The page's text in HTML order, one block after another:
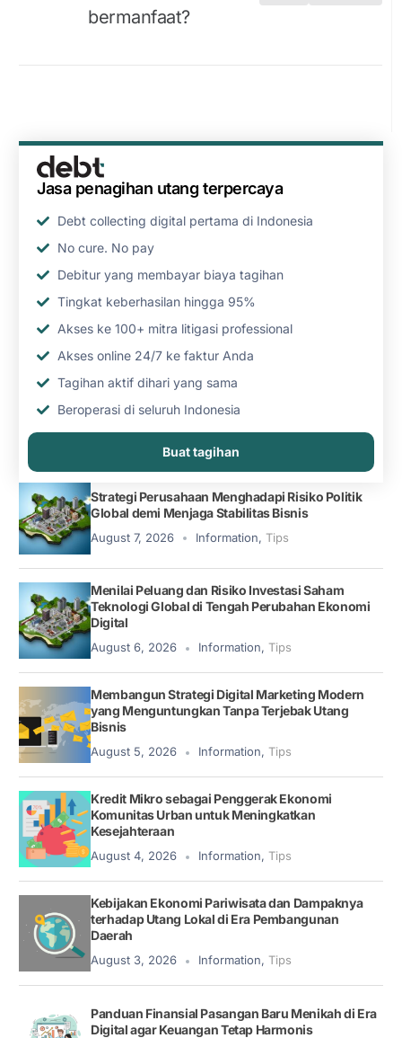
bermanfaat?
Jasa penagihan utang terpercaya
Debt collecting digital pertama di Indonesia
No cure. No pay
Debitur yang membayar biaya tagihan
Tingkat keberhasilan hingga 95%
Akses ke 100+ mitra litigasi professional
Akses online 24/7 ke faktur Anda
Tagihan aktif dihari yang sama
Beroperasi di seluruh Indonesia
Buat tagihan
Strategi Perusahaan Menghadapi Risiko Politik
Global demi Menjaga Stabilitas Bisnis
August 7, 2026 Information, Tips
Menilai Peluang dan Risiko Investasi Saham
Teknologi Global di Tengah Perubahan Ekonomi
Digital
August 6, 2026 Information, Tips
Membangun Strategi Digital Marketing Modern
yang Menguntungkan Tanpa Terjebak Utang
Bisnis
August 5, 2026 Information, Tips
Kredit Mikro sebagai Penggerak Ekonomi
Komunitas Urban untuk Meningkatkan
Kesejahteraan
August 4, 2026 Information, Tips
Kebijakan Ekonomi Pariwisata dan Dampaknya
terhadap Utang Lokal di Era Pembangunan
Daerah
August 3, 2026 Information, Tips
Panduan Finansial Pasangan Baru Menikah di Era
Digital agar Keuangan Tetap Harmonis